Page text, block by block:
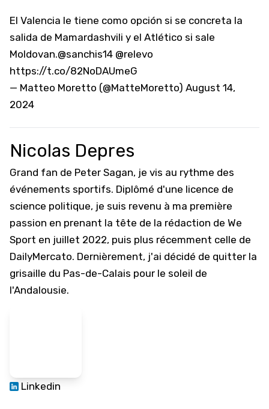
El Valencia le tiene como opción si se concreta la
salida de Mamardashvili y el Atlético si sale
Moldovan.@sanchis14 @relevo
https://t.co/82NoDAUmeG
— Matteo Moretto (@MatteMoretto) August 14,
2024
Nicolas Depres
Grand fan de Peter Sagan, je vis au rythme des
événements sportifs. Diplômé d'une licence de
science politique, je suis revenu à ma première
passion en prenant la tête de la rédaction de We
Sport en juillet 2022, puis plus récemment celle de
DailyMercato. Dernièrement, j'ai décidé de quitter la
grisaille du Pas-de-Calais pour le soleil de
l'Andalousie.
Linkedin